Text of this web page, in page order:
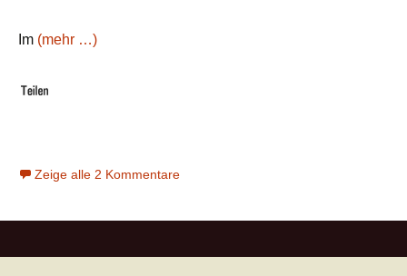
Im (mehr …)
Zeige alle 2 Kommentare